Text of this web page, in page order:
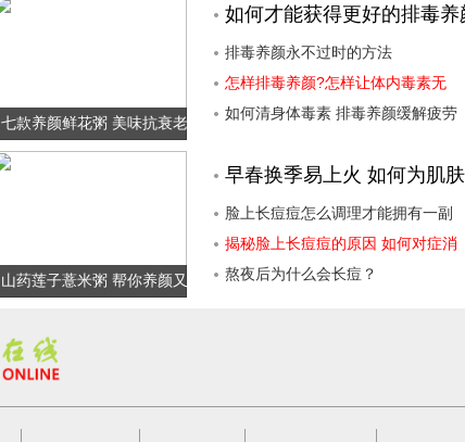
七款养颜鲜花粥 美味抗衰老
山药莲子薏米粥 帮你养颜又
如何才能获得更好的排毒养
排毒养颜永不过时的方法
怎样排毒养颜?怎样让体内毒素无
法沉积?
如何清身体毒素 排毒养颜缓解疲劳
早春换季易上火 如何为肌
脸上长痘痘怎么调理才能拥有一副
好脸蛋
揭秘脸上长痘痘的原因 如何对症消
除更有效
熬夜后为什么会长痘？